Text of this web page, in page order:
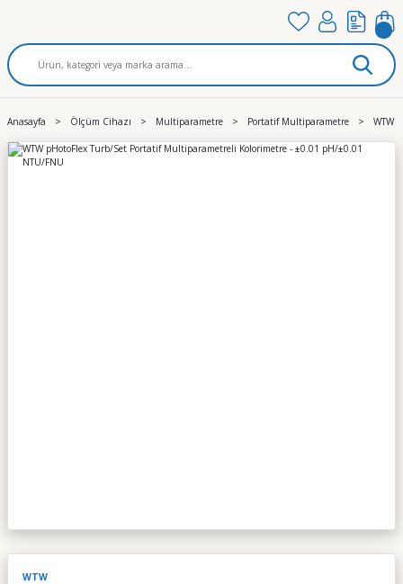
Anasayfa Ölçüm Cihazı Multiparametre Portatif Multiparametre WTW
WTW